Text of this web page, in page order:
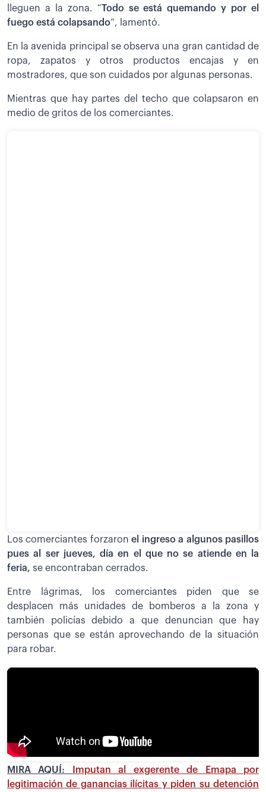
lleguen a la zona. “Todo se está quemando y por el
fuego está colapsando”, lamentó.
En la avenida principal se observa una gran cantidad de
ropa, zapatos y otros productos encajas y en
mostradores, que son cuidados por algunas personas.
Mientras que hay partes del techo que colapsaron en
medio de gritos de los comerciantes.
Los comerciantes forzaronel ingreso a algunos pasillos
pues al ser jueves, día en el que no se atiende en la
feria, se encontraban cerrados.
Entre lágrimas, los comerciantes piden que se
desplacen más unidades de bomberos a la zona y
también policías debido a que denuncian que hay
personas que se están aprovechando de la situación
para robar.
MIRA AQUÍ:
Imputan al exgerente de Emapa por
legitimación de ganancias ilícitas y piden su detención